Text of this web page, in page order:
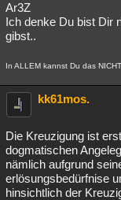
Ar3Z
Ich denke Du bist Dir
gibst..
In ALLEM kannst Du das
kk61mos.
Die Kreuzigung ist
dogmatischen
nämlich aufgrund
erlösungsbedürfnise
hinsichtlich der